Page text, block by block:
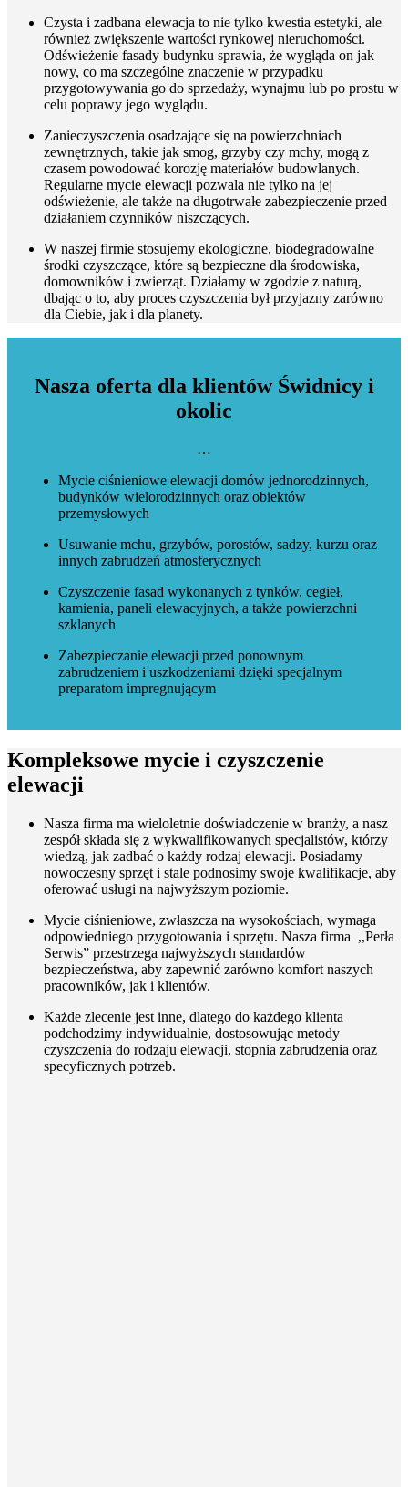
Czysta i zadbana elewacja to nie tylko kwestia estetyki, ale
również zwiększenie wartości rynkowej nieruchomości.
Odświeżenie fasady budynku sprawia, że wygląda on jak
nowy, co ma szczególne znaczenie w przypadku
przygotowywania go do sprzedaży, wynajmu lub po prostu w
celu poprawy jego wyglądu.
Zanieczyszczenia osadzające się na powierzchniach
zewnętrznych, takie jak smog, grzyby czy mchy, mogą z
czasem powodować korozję materiałów budowlanych.
Regularne mycie elewacji pozwala nie tylko na jej
odświeżenie, ale także na długotrwałe zabezpieczenie przed
działaniem czynników niszczących.
W naszej firmie stosujemy ekologiczne, biodegradowalne
środki czyszczące, które są bezpieczne dla środowiska,
domowników i zwierząt. Działamy w zgodzie z naturą,
dbając o to, aby proces czyszczenia był przyjazny zarówno
dla Ciebie, jak i dla planety.
Nasza oferta dla klientów Świdnicy i
okolic
…
Mycie ciśnieniowe elewacji domów jednorodzinnych,
budynków wielorodzinnych oraz obiektów
przemysłowych
Usuwanie mchu, grzybów, porostów, sadzy, kurzu oraz
innych zabrudzeń atmosferycznych
Czyszczenie fasad wykonanych z tynków, cegieł,
kamienia, paneli elewacyjnych, a także powierzchni
szklanych
Zabezpieczanie elewacji przed ponownym
zabrudzeniem i uszkodzeniami dzięki specjalnym
preparatom impregnującym
Kompleksowe mycie i czyszczenie
elewacji
Nasza firma ma wieloletnie doświadczenie w branży, a nasz
zespół składa się z wykwalifikowanych specjalistów, którzy
wiedzą, jak zadbać o każdy rodzaj elewacji. Posiadamy
nowoczesny sprzęt i stale podnosimy swoje kwalifikacje, aby
oferować usługi na najwyższym poziomie.
Mycie ciśnieniowe, zwłaszcza na wysokościach, wymaga
odpowiedniego przygotowania i sprzętu. Nasza firma ,,Perła
Serwis” przestrzega najwyższych standardów
bezpieczeństwa, aby zapewnić zarówno komfort naszych
pracowników, jak i klientów.
Każde zlecenie jest inne, dlatego do każdego klienta
podchodzimy indywidualnie, dostosowując metody
czyszczenia do rodzaju elewacji, stopnia zabrudzenia oraz
specyficznych potrzeb.